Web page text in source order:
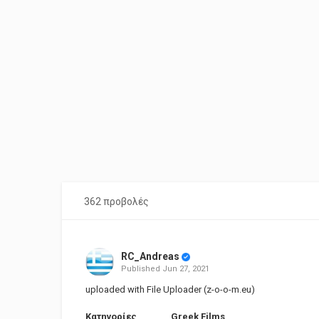
362 προβολές
RC_Andreas
Published Jun 27, 2021
uploaded with File Uploader (z-o-o-m.eu)
Κατηγορίες Greek Films